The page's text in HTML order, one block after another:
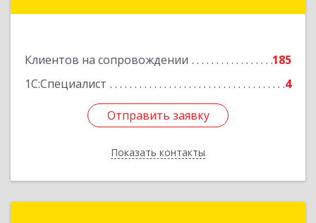
Клиентов на сопровождении
185
1С:Специалист
4
Отправить заявку
Показать контакты
Отправить заявку
Назад